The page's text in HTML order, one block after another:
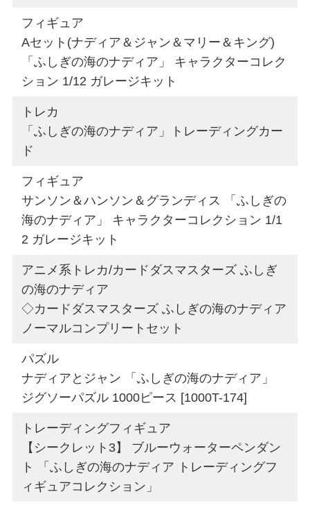
フィギュア
Aセット(ナディア＆ジャン＆マリー＆キング)
「ふしぎの海のナディア」 キャラクターコレク
ション 1/12 ガレージキット
トレカ
「ふしぎの海のナディア」トレーディングカー
ド
フィギュア
サンソン＆ハンソン＆グランディス 「ふしぎの
海のナディア」 キャラクターコレクション 1/1
2 ガレージキット
アニメ系トレカ/カードダスマスターズ ふしぎ
の海のナディア
◇カードダスマスターズ ふしぎの海のナディア
ノーマルコンプリートセット
パズル
ナディアとジャン 「ふしぎの海のナディア」
ジグソーパズル 1000ピース [1000T-174]
トレーディングフィギュア
【シークレット3】 ブルーウォーターペンダン
ト 「ふしぎの海のナディア トレーディングフ
ィギュアコレクション」